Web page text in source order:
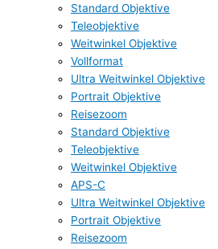
Standard Objektive
Teleobjektive
Weitwinkel Objektive
Vollformat
Ultra Weitwinkel Objektive
Portrait Objektive
Reisezoom
Standard Objektive
Teleobjektive
Weitwinkel Objektive
APS-C
Ultra Weitwinkel Objektive
Portrait Objektive
Reisezoom